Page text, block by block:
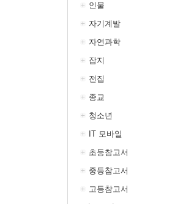
인물
자기계발
자연과학
잡지
전집
종교
청소년
IT 모바일
초등참고서
중등참고서
고등참고서